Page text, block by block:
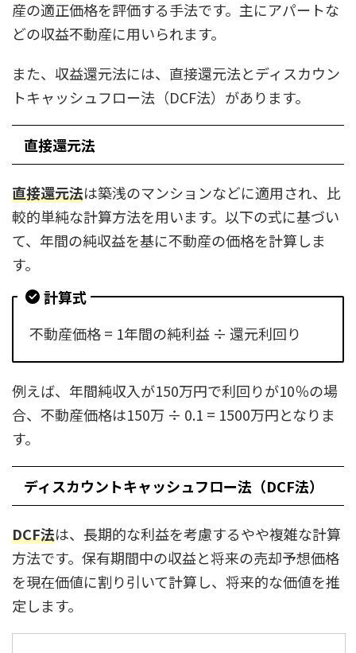
産の適正価格を評価する手法です。主にアパートな
どの収益不動産に用いられます。
また、収益還元法には、直接還元法とディスカウン
トキャッシュフロー法（DCF法）があります。
直接還元法
直接還元法は築浅のマンションなどに適用され、比
較的単純な計算方法を用います。以下の式に基づい
て、年間の純収益を基に不動産の価格を計算しま
す。
計算式
不動産価格 = 1年間の純利益 ÷ 還元利回り
例えば、年間純収入が150万円で利回りが10％の場
合、不動産価格は150万 ÷ 0.1 = 1500万円となりま
す。
ディスカウントキャッシュフロー法（DCF法）
DCF法は、長期的な利益を考慮するやや複雑な計算
方法です。保有期間中の収益と将来の売却予想価格
を現在価値に割り引いて計算し、将来的な価値を推
定します。